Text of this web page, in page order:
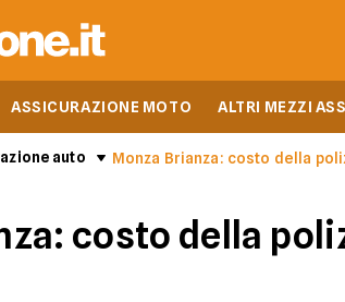
ASSICURAZIONE MOTO ALTRI MEZZI
auto Monza Brianza: costo della
costo della